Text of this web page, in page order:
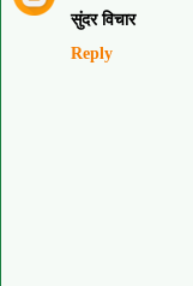
सुंदर विचार
Reply